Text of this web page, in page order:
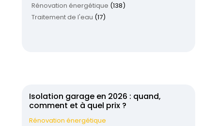
Rénovation énergétique (138)
Traitement de l'eau (17)
Isolation garage en 2026 : quand,
comment et à quel prix ?
Rénovation énergétique